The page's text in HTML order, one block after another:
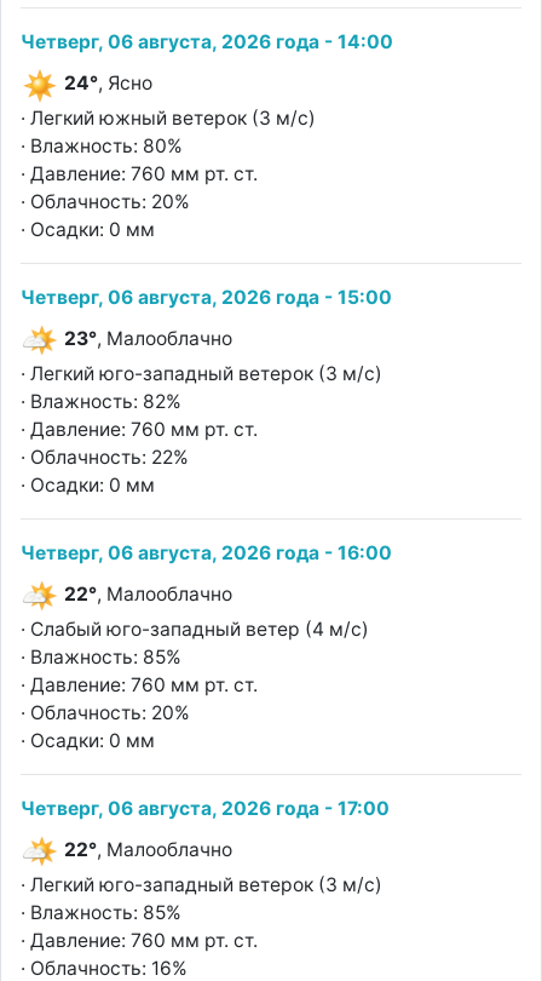
Четверг, 06 августа, 2026 года - 14:00
24°, Ясно
· Легкий южный ветерок (3 м/с)
· Влажность: 80%
· Давление: 760 мм рт. ст.
· Облачность: 20%
· Осадки: 0 мм
Четверг, 06 августа, 2026 года - 15:00
23°, Малооблачно
· Легкий юго-западный ветерок (3 м/с)
· Влажность: 82%
· Давление: 760 мм рт. ст.
· Облачность: 22%
· Осадки: 0 мм
Четверг, 06 августа, 2026 года - 16:00
22°, Малооблачно
· Слабый юго-западный ветер (4 м/с)
· Влажность: 85%
· Давление: 760 мм рт. ст.
· Облачность: 20%
· Осадки: 0 мм
Четверг, 06 августа, 2026 года - 17:00
22°, Малооблачно
· Легкий юго-западный ветерок (3 м/с)
· Влажность: 85%
· Давление: 760 мм рт. ст.
· Облачность: 16%